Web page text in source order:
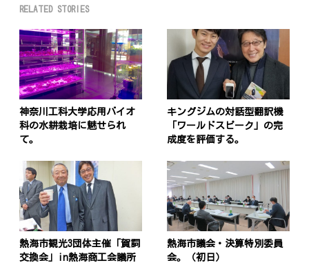
RELATED STORIES
神奈川工科大学応用バイオ
科の水耕栽培に魅せられ
て。
キングジムの対話型翻訳機
「ワールドスピーク」の完
成度を評価する。
熱海市観光3団体主催「賀詞
交換会」in熱海商工会議所
熱海市議会・決算特別委員
会。（初日）